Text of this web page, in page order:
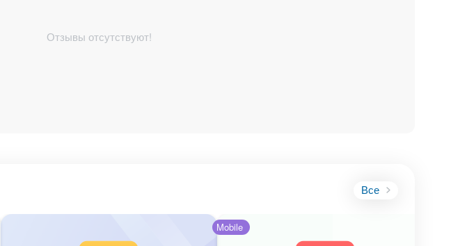
Отзывы отсутствуют!
Все
Mobile